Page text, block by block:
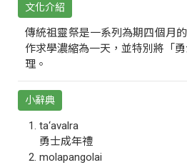
文化介紹
傳統祖靈祭是一系列為期四個月
作求學濃縮為一天，並特別將「勇
理。
小辭典
ta‘avalra
勇士成年禮
molapangolai